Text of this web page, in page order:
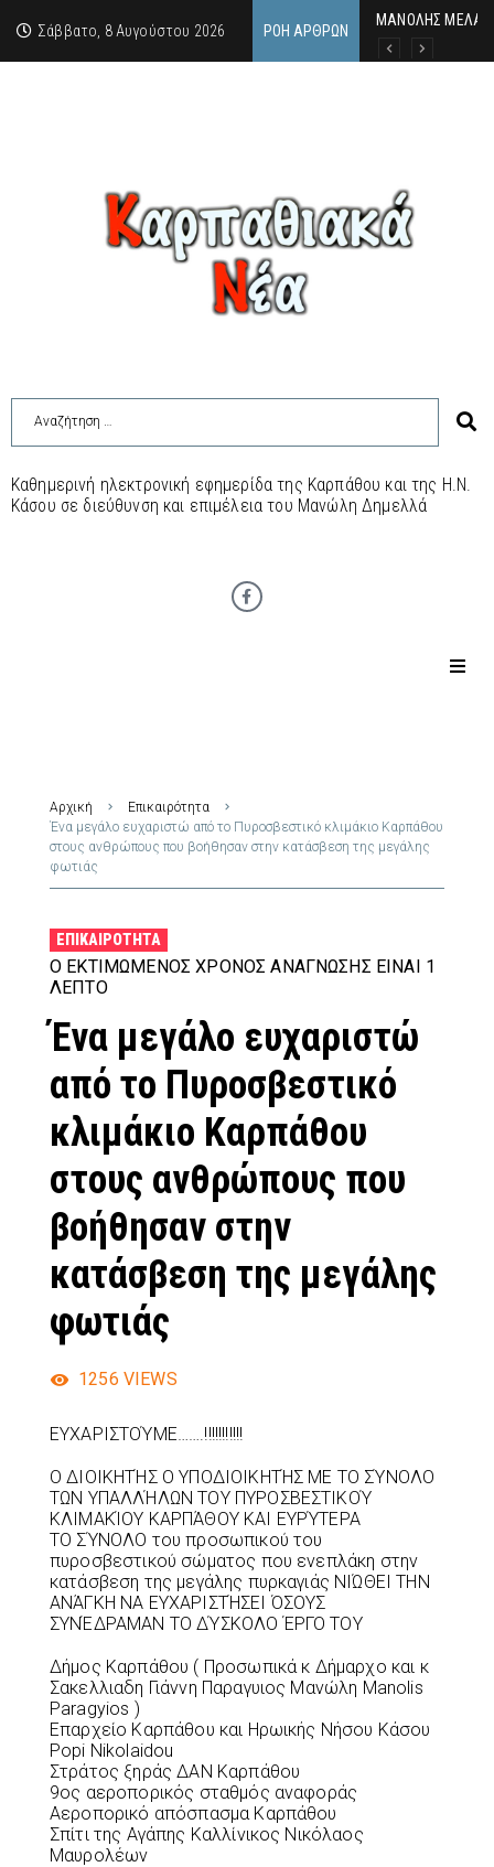
Σάββατο, 8 Αυγούστου 2026 ΡΟΉ ΆΡΘΡΩΝ
MΑΝΟΛΗΣ ΜΕΛΑΣ:
ΕΚΔΗΛΩΣΗ ΤΙΜΗΣ
Κάθε καλοκαίρι
Καθημερινή ηλεκτρονική εφημερίδα της Καρπάθου και της Η.Ν.
Κάσου σε διεύθυνση και επιμέλεια του Μανώλη Δημελλά
Αρχική
Επικαιρότητα
Ένα μεγάλο ευχαριστώ από το Πυροσβεστικό κλιμάκιο Καρπάθου
στους ανθρώπους που βοήθησαν στην κατάσβεση της μεγάλης
φωτιάς
ΕΠΙΚΑΙΡΌΤΗΤΑ
Ο ΕΚΤΙΜΏΜΕΝΟΣ ΧΡΌΝΟΣ ΑΝΆΓΝΩΣΗΣ ΕΊΝΑΙ 1
ΛΕΠΤΌ
Ένα μεγάλο ευχαριστώ
από το Πυροσβεστικό
κλιμάκιο Καρπάθου
στους ανθρώπους που
βοήθησαν στην
κατάσβεση της μεγάλης
φωτιάς
1256 VIEWS
ΕΥΧΑΡΙΣΤΟΎΜΕ…….!!!!!!!!!!!
Ο ΔΙΟΙΚΗΤΉΣ Ο ΥΠΟΔΙΟΙΚΗΤΉΣ ΜΕ ΤΟ ΣΎΝΟΛΟ
ΤΩΝ ΥΠΑΛΛΉΛΩΝ ΤΟΥ ΠΥΡΟΣΒΕΣΤΙΚΟΎ
ΚΛΙΜΑΚΊΟΥ ΚΑΡΠΆΘΟΥ ΚΑΙ ΕΥΡΎΤΕΡΑ
ΤΟ ΣΎΝΟΛΟ του προσωπικού του
πυροσβεστικού σώματος που ενεπλάκη στην
κατάσβεση της μεγάλης πυρκαγιάς ΝΙΏΘΕΙ ΤΗΝ
ΑΝΆΓΚΗ ΝΑ ΕΥΧΑΡΙΣΤΉΣΕΙ ΌΣΟΥΣ
ΣΥΝΈΔΡΑΜΑΝ ΤΟ ΔΎΣΚΟΛΟ ΈΡΓΟ ΤΟΥ
Δήμος Καρπάθου ( Προσωπικά κ Δήμαρχο και κ
Σακελλιαδη Γιάννη Παραγυιος Μανώλη Manolis
Paragyios )
Επαρχείο Καρπάθου και Ηρωικής Νήσου Κάσου
Popi Nikolaidou
Στράτος ξηράς ΔΑΝ Καρπάθου
9ος αεροπορικός σταθμός αναφοράς
Αεροπορικό απόσπασμα Καρπάθου
Σπίτι της Αγάπης Καλλίνικος Νικόλαος
Μαυρολέων